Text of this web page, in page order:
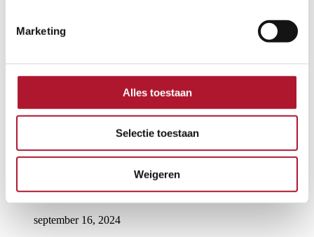
Marketing
Alles toestaan
Selectie toestaan
Weigeren
hogedrukreiniger?
Lees meer: Wat is bypass in een hogedrukreiniger?
september 16, 2024